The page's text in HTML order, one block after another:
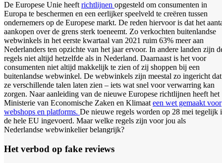
De Europese Unie heeftrichtlijnen opgesteld om consumenten in
Europa te beschermen en een eerlijker speelveld te creëren tussen
ondernemers op de Europese markt. De reden hiervoor is dat het
aankopen over de grens sterk toeneemt. Zo verkochten buitenlandse
webwinkels in het eerste kwartaal van 2021 ruim 63% meer aan
Nederlanders ten opzichte van het jaar ervoor. In andere landen zijn
regels niet altijd hetzelfde als in Nederland. Daarnaast is het voor
consumenten niet altijd makkelijk te zien of zij shoppen bij een
buitenlandse webwinkel. De webwinkels zijn meestal zo ingericht dat
ze verschillende talen laten zien – iets wat snel voor verwarring kan
zorgen. Naar aanleiding van de nieuwe Europese richtlijnen heeft het
Ministerie van Economische Zaken en Klimaateen wet gemaakt voor
webshops en platforms. De nieuwe regels worden op 28 mei tegelijk
de hele EU ingevoerd. Maar welke regels zijn voor jou als
Nederlandse webwinkelier belangrijk?
Het verbod op fake reviews